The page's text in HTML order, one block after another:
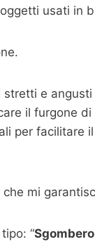
usati in
e
il furgone
per facilitare
mi
“